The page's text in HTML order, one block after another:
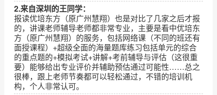
2.来自深圳的王同学：
报读优培东方（原广州慧翔）也是对比了几家之后才报
的，讲课老师辅导老师都非常专业，主要是看中优培东
方（原广州慧翔）的服务，包括网络课（不同的班还有
面授课程）+超级全面的海量题库练习包括单元的综合
的重点题的+模拟考试+讲解+考前辅导与评估（这很重
要）能够给出专业评价并辅助预估通过可能性……总之
很棒，跟上老师节奏都可以轻松通过，不错的培训机
构，个人非常认可。